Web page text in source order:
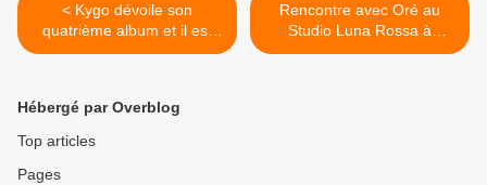
< Kygo dévoile son
quatrième album et il est
excellent !
Rencontre avec Oré au
Studio Luna Rossa à
l’occasion de la sortie de «
Hébergé par Overblog
Top articles
Pages